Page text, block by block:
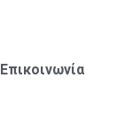
Επικοινωνία